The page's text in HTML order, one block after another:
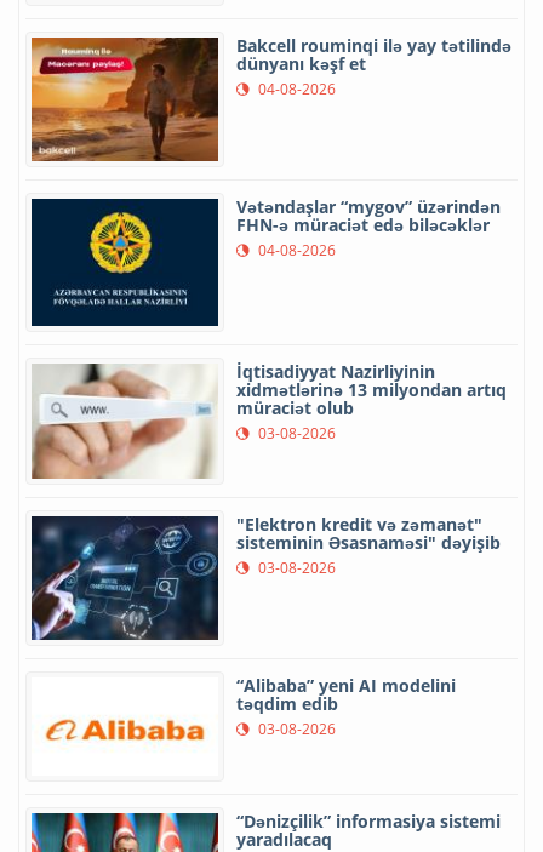
Bakcell rouminqi ilə yay tətilində
dünyanı kəşf et
04-08-2026
Vətəndaşlar “mygov” üzərindən
FHN-ə müraciət edə biləcəklər
04-08-2026
İqtisadiyyat Nazirliyinin
xidmətlərinə 13 milyondan artıq
müraciət olub
03-08-2026
"Elektron kredit və zəmanət"
sisteminin Əsasnaməsi" dəyişib
03-08-2026
“Alibaba” yeni AI modelini
təqdim edib
03-08-2026
“Dənizçilik” informasiya sistemi
yaradılacaq